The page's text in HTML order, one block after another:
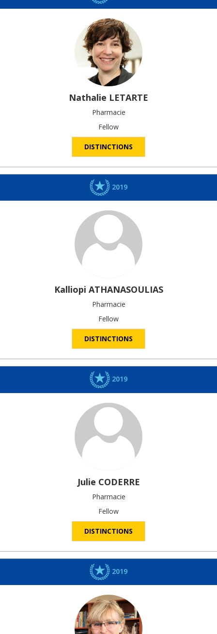
Nathalie LETARTE
Pharmacie
Fellow
DISTINCTIONS
2019
Kalliopi ATHANASOULIAS
Pharmacie
Fellow
DISTINCTIONS
2019
Julie CODERRE
Pharmacie
Fellow
DISTINCTIONS
2019